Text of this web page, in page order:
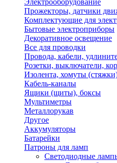
Электрооборудование
Прожекторы, датчики
Комплектующие для
Бытовые электроприборы
Декоративное освещение
Все для проводки
Провода, кабели,
Розетки, выключатели,
Изолента, хомуты
Кабель-каналы
Ящики (щиты), боксы
Мультиметры
Металлорукав
Другое
Аккумуляторы
Батарейки
Патроны для ламп
Светодиодные